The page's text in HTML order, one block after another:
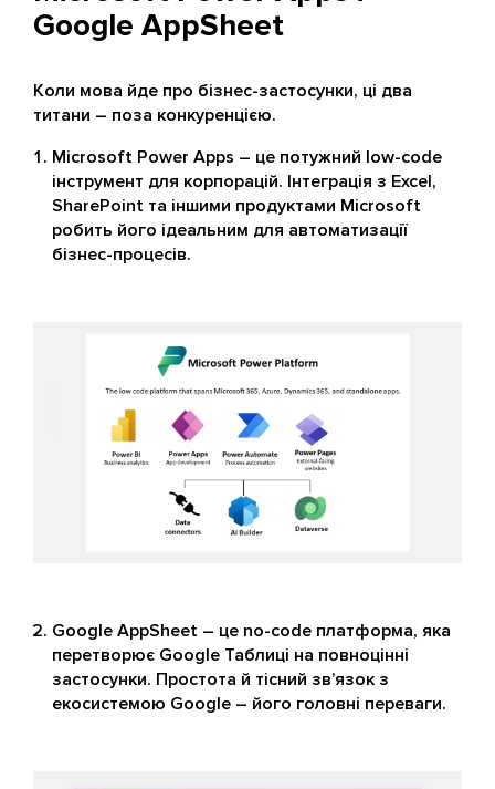
Google AppSheet
Коли мова йде про бізнес-застосунки, ці два
титани – поза конкуренцією.
Microsoft Power Apps – це потужний low-code
інструмент для корпорацій. Інтеграція з Excel,
SharePoint та іншими продуктами Microsoft
робить його ідеальним для автоматизації
бізнес-процесів.
Google AppSheet – це no-code платформа, яка
перетворює Google Таблиці на повноцінні
застосунки. Простота й тісний зв’язок з
екосистемою Google – його головні переваги.